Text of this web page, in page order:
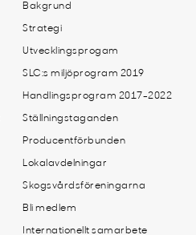
Bakgrund
Strategi
Utvecklingsprogam
SLC:s miljöprogram 2019
Handlingsprogram 2017-2022
Ställningstaganden
Producentförbunden
Lokalavdelningar
Skogsvårdsföreningarna
Bli medlem
Internationellt samarbete